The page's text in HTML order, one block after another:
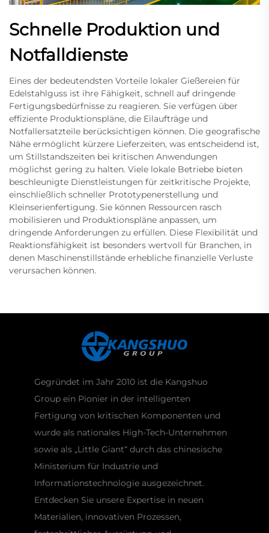
Schnelle Produktion und
Notfalldienste
Eines der bedeutendsten Vorteile lokaler Gießereien für
Edelstahlguss ist ihre Fähigkeit, schnell auf dringende
Fertigungsbedürfnisse zu reagieren. Sie verfügen über
effiziente Produktionspläne, die Eilaufträge und
Notfallersatzteile berücksichtigen können. Die geografische
Nähe ermöglicht kürzere Lieferzeiten, was entscheidend ist,
um Stillstandszeiten bei kritischen Anwendungen
möglichst gering zu halten. Viele lokale Betriebe bieten
beschleunigte Dienstleistungen für zeitkritische Projekte,
einschließlich schneller Prototypenerstellung und
Kleinserienfertigung. Sie können Ressourcen rasch
mobilisieren und Produktionspläne anpassen, um
dringende Anforderungen zu erfüllen. Diese Flexibilität und
Reaktionsfähigkeit ist besonders wertvoll für Branchen, in
denen Maschinenstillstände erhebliche finanzielle Verluste
verursachen können.
Gegründet im Jahr 2010 ist die Kangshuo
Group ein Pionier in der intelligenten
Fertigung von kritischen Komponenten und
wurde als nationales High-Tech-Unternehmen
sowie als „Little Giant“ durch das chinesische
Ministerium für Industrie und
Informationstechnologie ausgezeichnet.
Entdecken Sie unsere Expertise in neuen
Materialien, innovativen Prozessen,